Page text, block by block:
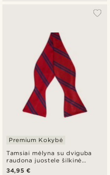
Tamsiai mėlyna su dviguba
raudona juostele šilkinė
surišama peteliškė
Premium Kokybė
34,95 €